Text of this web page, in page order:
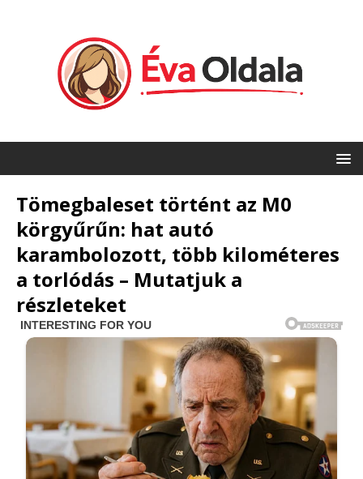
Tömegbaleset történt az M0
körgyűrűn: hat autó
karambolozott, több kilométeres
a torlódás – Mutatjuk a
részleteket